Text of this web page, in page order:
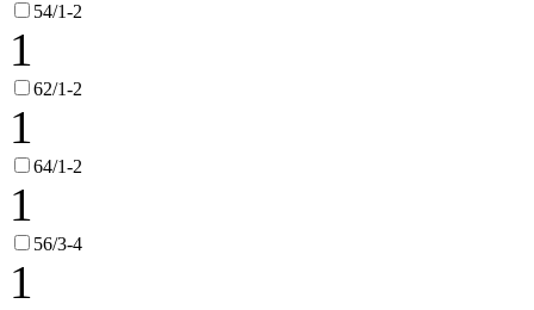
54/1-2
1
62/1-2
1
64/1-2
1
56/3-4
1